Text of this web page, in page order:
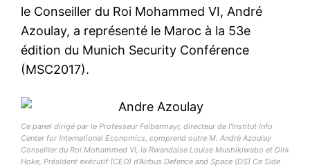
le Conseiller du Roi Mohammed VI, André
Azoulay, a représenté le Maroc à la 53e
édition du Munich Security Conférence
(MSC2017).
Ce panel dirigé par le Professeur Felbermayr, directeur de l’Institut Info
Center for International Economics, comprend outre M. André Azoulay
Conseiller du Roi Mohammed VI, la Rwandaise Louise Mushikiwabo et Dirk
Hoke, Président exécutif (CEO) d’Airbus Defence and Space (DS) Ce Side